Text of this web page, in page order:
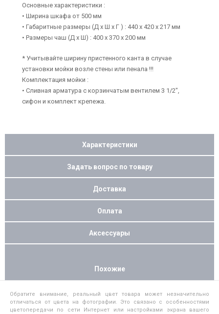
Основные характеристики :
• Ширина шкафа от 500 мм
• Габаритные размеры (Д х Ш х Г ) : 440 х 420 х 217 мм
• Размеры чаш (Д х Ш) : 400 х 370 х 200 мм
* Учитывайте ширину пристенного канта в случае
установки мойки возле стены или пенала !!!
Комплектация мойки :
• Сливная арматура с корзинчатым вентилем 3 1/2",
сифон и комплект крепежа.
Характеристики
Задать вопрос по товару
Доставка
Оплата
Аксессуары
Похожие
Обратите внимание, реальный цвет товара может незначительно
отличаться от цвета на фотографии. Это связано с особенностями
цветопередачи по сети Интернет или настройками экрана вашего